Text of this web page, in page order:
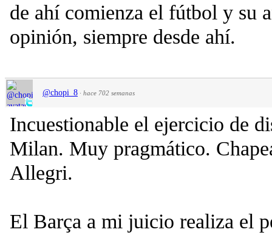
de ahí comienza el fútbol y su
opinión, siempre desde ahí.
@chopi_8 · hace 702 semanas
Incuestionable el ejercicio de
Milan. Muy pragmático.
Allegri.
El Barça a mi juicio realiza el